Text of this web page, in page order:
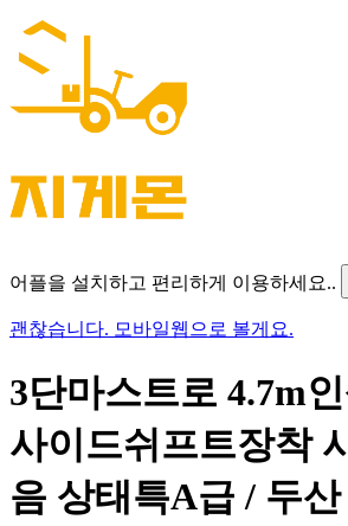
어플을 설치하고 편리하게 이용하세요..
괜찮습니다. 모바일웹으로 볼게요.
3단마스트로 4.7m
사이드쉬프트장착
음 상태특A급 / 두